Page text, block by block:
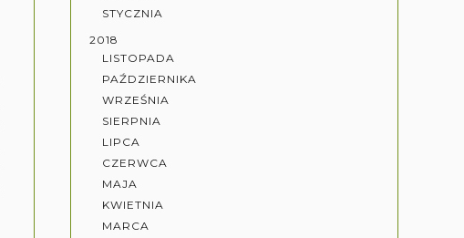
STYCZNIA
2018
LISTOPADA
PAŹDZIERNIKA
WRZEŚNIA
SIERPNIA
LIPCA
CZERWCA
MAJA
KWIETNIA
MARCA